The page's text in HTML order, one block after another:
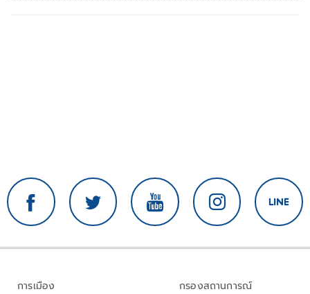
การเมือง
กรองสถานการณ์